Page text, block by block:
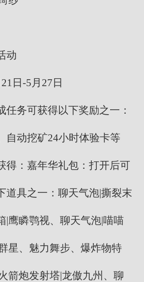
动
日-5月27日
任务可获得以下奖励之一：
自动挖矿24小时体验卡等
得：嘉年华礼包：打开后可
道具之一：聊天气泡|撕裂末
|鹰瞵鹗视、聊天气泡|喵喵
星、魅力舞步、爆炸物特
箭炮发射塔|龙傲九州、聊